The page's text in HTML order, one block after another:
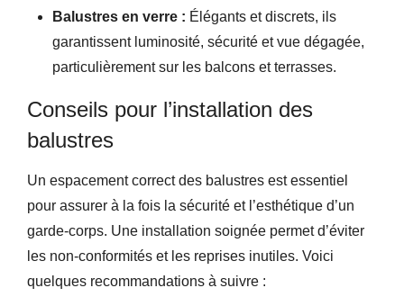
Balustres en verre : Élégants et discrets, ils
garantissent luminosité, sécurité et vue dégagée,
particulièrement sur les balcons et terrasses.
Conseils pour l’installation des
balustres
Un espacement correct des balustres est essentiel
pour assurer à la fois la sécurité et l’esthétique d’un
garde-corps. Une installation soignée permet d’éviter
les non-conformités et les reprises inutiles. Voici
quelques recommandations à suivre :